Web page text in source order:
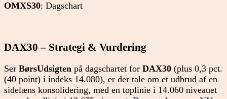
OMXS30: Dagschart
DAX30 – Strategi & Vurdering
Ser BørsUdsigten på dagschartet for DAX30 (plus 0,3 pct.
(40 point) i indeks 14.080), er der tale om et udbrud af en
sidelæns konsolidering, med en toplinie i 14.060 niveauet